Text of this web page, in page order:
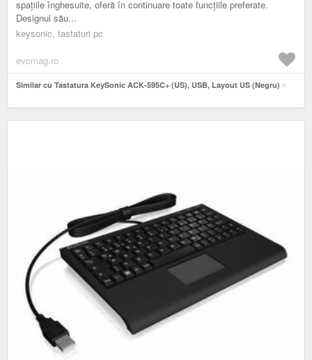
spațiile înghesuite, oferă în continuare toate funcțiile preferate.
Designul său...
keysonic, tastaturi pc
evomag.ro
Similar cu Tastatura KeySonic ACK-595C+ (US), USB, Layout US (Negru)